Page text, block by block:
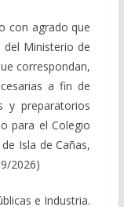
con agrado que
del Ministerio de
correspondan,
a fin de
y preparatorios
para el Colegio
Isla de Cañas,
2026)
e Industria.